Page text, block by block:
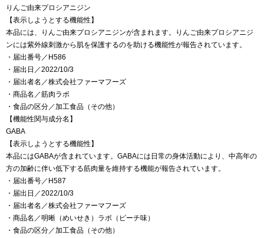
りんご由来プロシアニジン
【表示しようとする機能性】
本品には、りんご由来プロシアニジンが含まれます。りんご由来プロシアニジ
ンには紫外線刺激から肌を保護するのを助ける機能性が報告されています。
・届出番号／H586
・届出日／2022/10/3
・届出者名／株式会社ファーマフーズ
・商品名／筋肉ラボ
・食品の区分／加工食品（その他）
【機能性関与成分名】
GABA
【表示しようとする機能性】
本品にはGABAが含まれています。GABAには日常の身体活動により、中高年の
方の加齢に伴い低下する筋肉量を維持する機能が報告されています。
・届出番号／H587
・届出日／2022/10/3
・届出者名／株式会社ファーマフーズ
・商品名／明晰（めいせき）ラボ（ピーチ味）
・食品の区分／加工食品（その他）